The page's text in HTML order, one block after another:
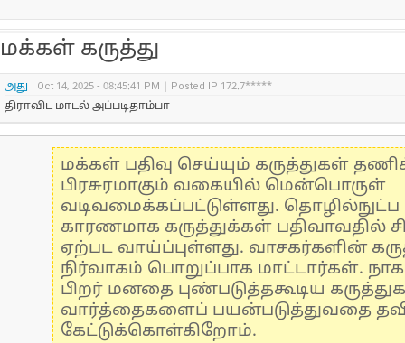
மக்கள் கருத்து
அது
Oct 14, 2025 - 08:45:41 PM | Posted IP 172.7*****
திராவிட மாடல் அப்படிதாம்பா
மக்கள் பதிவு செய்யும் கருத்துகள்
பிரசுரமாகும் வகையில் மென்பொருள்
வடிவமைக்கப்பட்டுள்ளது.
காரணமாக கருத்துக்கள் பதிவாவதில்
ஏற்பட வாய்ப்புள்ளது. வாசகர்களின்
நிர்வாகம் பொறுப்பாக மாட்டார்கள்.
பிறர் மனதை புண்படுத்தகூடிய
வார்த்தைகளைப் பயன்படுத்துவதை
கேட்டுக்கொள்கிறோம்.